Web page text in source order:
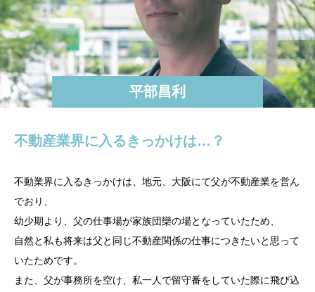
平部昌利
不動産業界に入るきっかけは…？
不動業界に入るきっかけは、地元、大阪にて父が不動産業を営ん
でおり、
幼少期より、父の仕事場が家族団欒の場となっていたため、
自然と私も将来は父と同じ不動産関係の仕事につきたいと思って
いたためです。
また、父が事務所を空け、私一人で留守番をしていた際に飛び込